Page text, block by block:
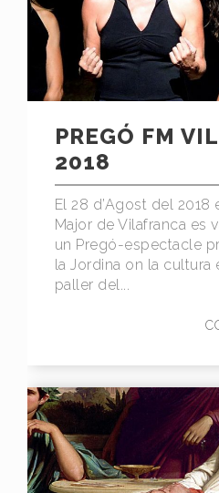
PREGÓ FM
2018
El 28 d’Agost del
Major de Vilafranca es
un Pregó-espectacle
la Jordina on la cultura
paller del...